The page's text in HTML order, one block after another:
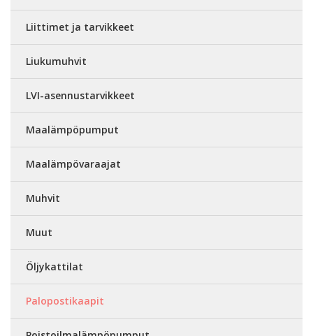
Liittimet ja tarvikkeet
Liukumuhvit
LVI-asennustarvikkeet
Maalämpöpumput
Maalämpövaraajat
Muhvit
Muut
Öljykattilat
Palopostikaapit